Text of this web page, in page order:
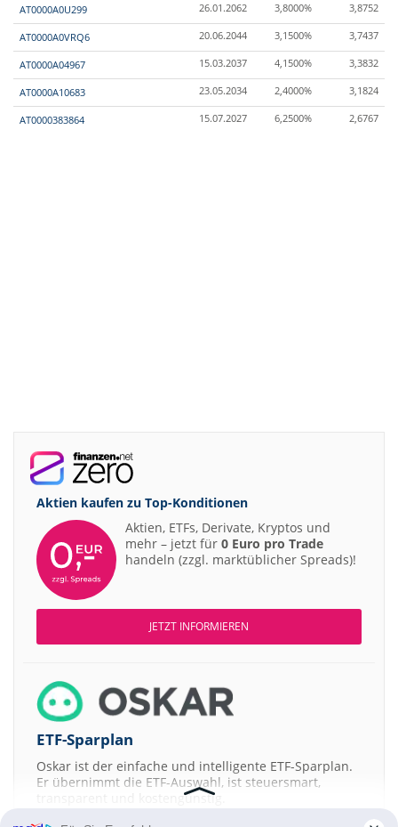
AT0000A0U299 26.01.2062 3,8000% 3,8752
AT0000A0VRQ6 20.06.2044 3,1500% 3,7437
AT0000A04967 15.03.2037 4,1500% 3,3832
AT0000A10683 23.05.2034 2,4000% 3,1824
AT0000383864 15.07.2027 6,2500% 2,6767
Aktien kaufen zu Top-Konditionen
Aktien, ETFs, Derivate, Kryptos und
mehr – jetzt für 0 Euro pro Trade
handeln (zzgl. marktüblicher Spreads)!
JETZT INFORMIEREN
ETF-Sparplan
Oskar ist der einfache und intelligente ETF-Sparplan.
Er übernimmt die ETF-Auswahl, ist steuersmart,
transparent und kostengünstig.